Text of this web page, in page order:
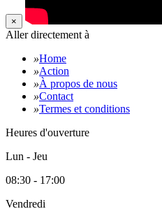
×
Aller directement à
»Home
»Action
»À propos de nous
»Contact
»Termes et conditions
Heures d'ouverture
Lun - Jeu
08:30 - 17:00
Vendredi